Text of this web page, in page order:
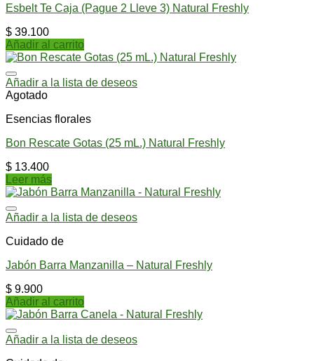
Esbelt Te Caja (Pague 2 Lleve 3) Natural Freshly
$ 39.100
Añadir al carrito
Añadir a la lista de deseos
Agotado
Esencias florales
Bon Rescate Gotas (25 mL.) Natural Freshly
$ 13.400
Leer más
Añadir a la lista de deseos
Cuidado de
Jabón Barra Manzanilla – Natural Freshly
$ 9.900
Añadir al carrito
Añadir a la lista de deseos